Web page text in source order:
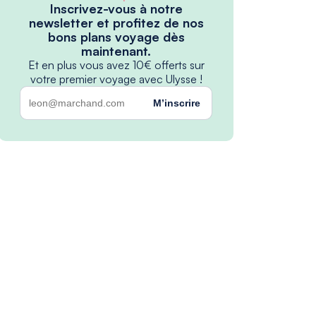
Inscrivez-vous à notre
newsletter et profitez de nos
bons plans voyage dès
maintenant.
Et en plus vous avez 10€ offerts sur
votre premier voyage avec Ulysse !
M’inscrire